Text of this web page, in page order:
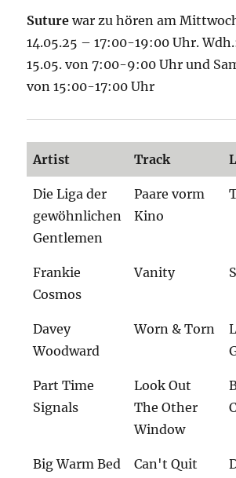
Suture war zu hören am
14.05.25 – 17:00-19:00 Uhr.
15.05. von 7:00-9:00 Uhr und
von 15:00-17:00 Uhr
Artist Track
Die Liga der
gewöhnlichen
Gentlemen
Paare vorm
Kino
Frankie
Cosmos
Vanity
Davey
Woodward
Worn & Torn
Part Time
Signals
Look Out
The Other
Window
Big Warm Bed Can't Quit